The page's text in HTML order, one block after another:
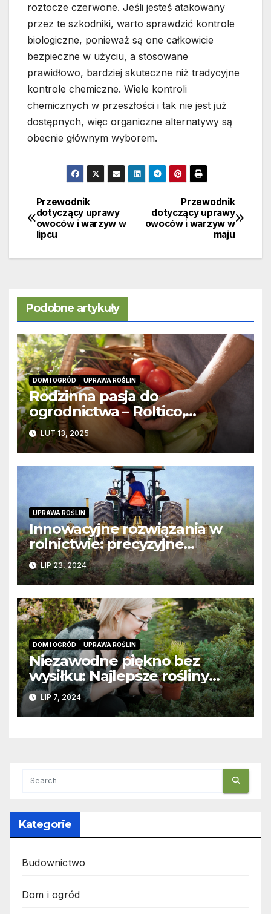
roztocze czerwone. Jeśli jesteś atakowany
przez te szkodniki, warto sprawdzić kontrole
biologiczne, ponieważ są one całkowicie
bezpieczne w użyciu, a stosowane
prawidłowo, bardziej skuteczne niż tradycyjne
kontrole chemiczne. Wiele kontroli
chemicznych w przeszłości i tak nie jest już
dostępnych, więc organiczne alternatywy są
obecnie głównym wyborem.
Nawigacja
wpisu
Przewodnik
dotyczący uprawy
owoców i warzyw w
maju
Przewodnik
dotyczący uprawy
owoców i warzyw w
lipcu
Podobne artykuły
DOM I OGRÓD UPRAWA ROŚLIN
Rodzinna pasja do
ogrodnictwa – Roltico,
producent nasion najwyższej
jakości
LUT 13, 2025
UPRAWA ROŚLIN
Innowacyjne rozwiązania w
rolnictwie: precyzyjne
narzędzia do oprysków
LIP 23, 2024
DOM I OGRÓD UPRAWA ROŚLIN
Niezawodne piękno bez
wysiłku: Najlepsze rośliny
mało wymagające dla
Twojego ogrodu
LIP 7, 2024
Kategorie
Budownictwo
Dom i ogród